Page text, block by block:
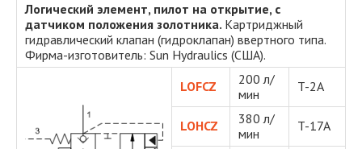
Логический элемент, пилот на открытие, с
датчиком положения золотника. Картриджный
гидравлический клапан (гидроклапан) ввертного типа.
Фирма-изготовитель: Sun Hydraulics (США).
LOFCZ
200 л/
мин
T-2A
LOHCZ
380 л/
мин
T-17A